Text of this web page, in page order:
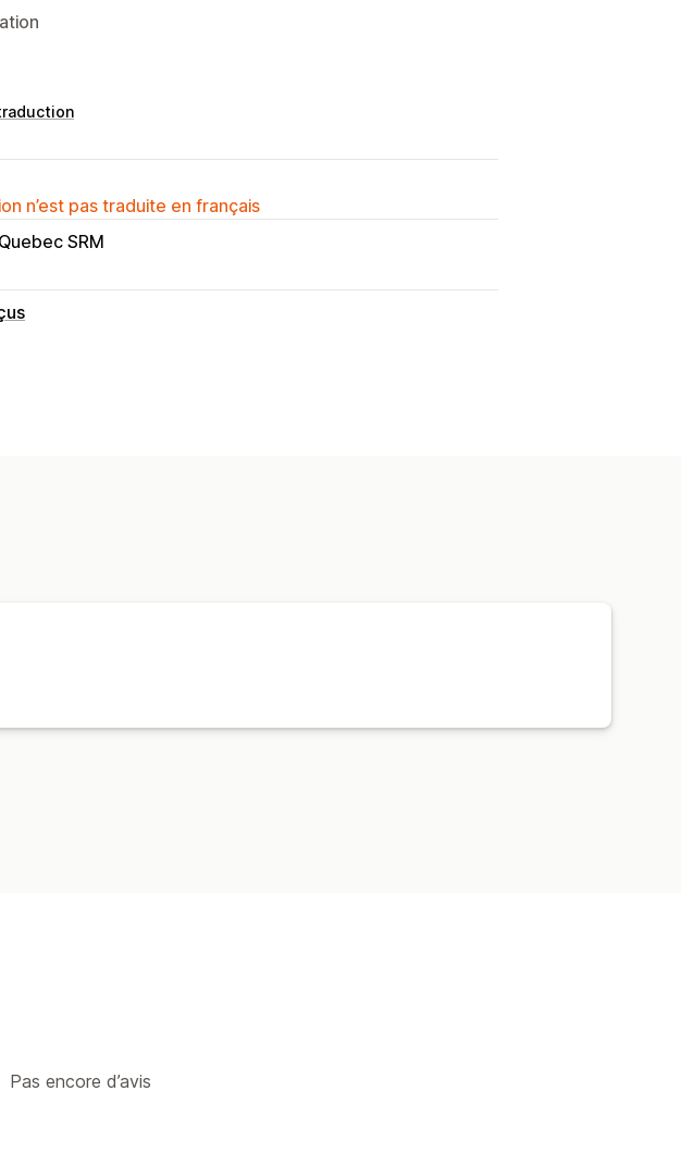
n’est pas traduite en français
Quebec SRM
Pas encore d’avis